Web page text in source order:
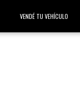
VENDÉ TU VEHÍCULO